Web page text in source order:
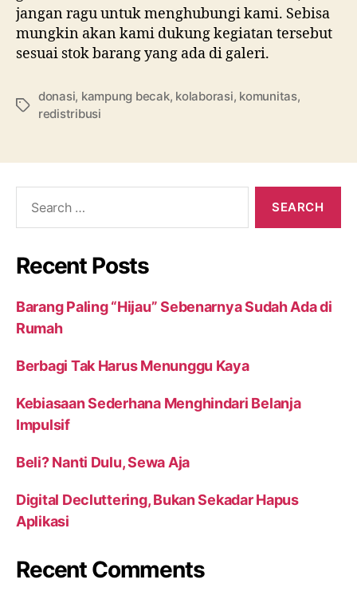
jangan ragu untuk menghubungi kami. Sebisa
mungkin akan kami dukung kegiatan tersebut
sesuai stok barang yang ada di galeri.
Tags
donasi, kampung becak, kolaborasi, komunitas,
redistribusi
Recent Posts
Barang Paling “Hijau” Sebenarnya Sudah Ada di
Rumah
Berbagi Tak Harus Menunggu Kaya
Kebiasaan Sederhana Menghindari Belanja
Impulsif
Beli? Nanti Dulu, Sewa Aja
Digital Decluttering, Bukan Sekadar Hapus
Aplikasi
Recent Comments